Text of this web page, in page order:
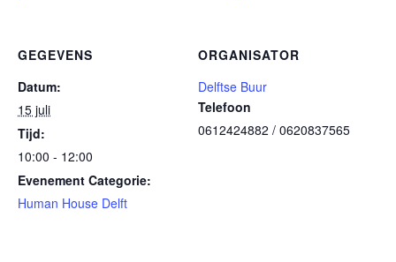
GEGEVENS
Datum:
15 juli
Tijd:
10:00 - 12:00
Evenement Categorie:
Human House Delft
ORGANISATOR
Delftse Buur
Telefoon
0612424882 / 0620837565